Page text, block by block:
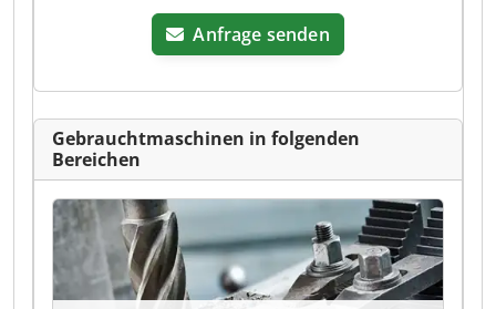
Anfrage senden
Gebrauchtmaschinen in folgenden
Bereichen